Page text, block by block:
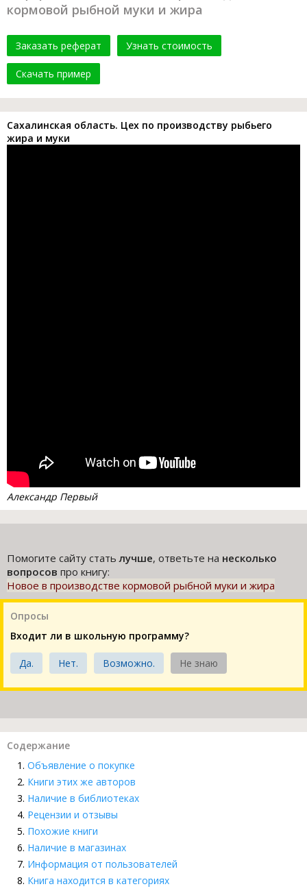
кормовой рыбной муки и жира
Заказать реферат Узнать стоимость
Скачать пример
Сахалинская область. Цех по производству рыбьего
жира и муки
Александр Первый
Помогите сайту статьлучше, ответьте на несколько
вопросов про книгу:
Новое в производстве кормовой рыбной муки и жира
Опросы
Входит ли в школьную программу?
Да. Нет. Возможно. Не знаю
Содержание
Объявление о покупке
Книги этих же авторов
Наличие в библиотеках
Рецензии и отзывы
Похожие книги
Наличие в магазинах
Информация от пользователей
Книга находится в категориях